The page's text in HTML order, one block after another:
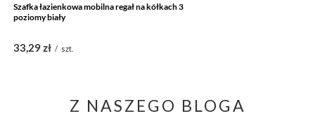
Szafka łazienkowa mobilna regał na kółkach 3
poziomy biały
33,29 zł / szt.
Z NASZEGO BLOGA